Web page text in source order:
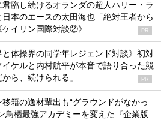
臨し続けるオランダの超人ハリー・ラ
日本のエースの太田海也「絶対王者から
イリン国際対談②》
PR
と体操界の同学年レジェンド対談》初対
イケルと内村航平が本音で語り合った競
ら、続けられる」
PR
移籍の逸材輩出も“グラウンドがなかっ
鳥栖最強アカデミーを変えた『企業版